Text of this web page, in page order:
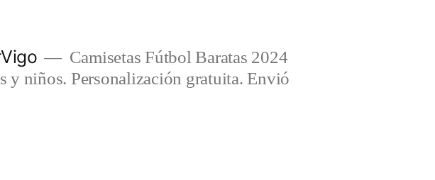
Camisetas Fútbol Baratas 2024
y niños. Personalización gratuita. Envió